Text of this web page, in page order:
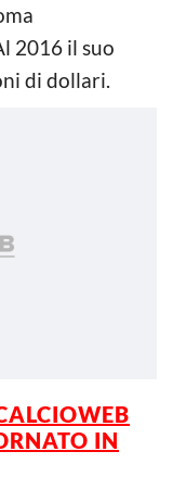
2016 il suo
di dollari.
IN